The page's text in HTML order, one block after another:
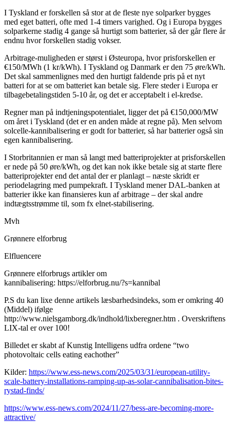
I Tyskland er forskellen så stor at de fleste nye solparker bygges
med eget batteri, ofte med 1-4 timers varighed. Og i Europa bygges
solparkerne stadig 4 gange så hurtigt som batterier, så der går flere år
endnu hvor forskellen stadig vokser.
Arbitrage-muligheden er størst i Østeuropa, hvor prisforskellen er
€150/MWh (1 kr/kWh). I Tyskland og Danmark er den 75 øre/kWh.
Det skal sammenlignes med den hurtigt faldende pris på et nyt
batteri for at se om batteriet kan betale sig. Flere steder i Europa er
tilbagebetalingstiden 5-10 år, og det er acceptabelt i el-kredse.
Regner man på indtjeningspotentialet, ligger det på €150,000/MW
om året i Tyskland (det er en anden måde at regne på). Men selvom
solcelle-kannibalisering er godt for batterier, så har batterier også sin
egen kannibalisering.
I Storbritannien er man så langt med batteriprojekter at prisforskellen
er nede på 50 øre/kWh, og det kan nok ikke betale sig at starte flere
batteriprojekter end det antal der er planlagt – næste skridt er
periodelagring med pumpekraft. I Tyskland mener DAL-banken at
batterier ikke kan finansieres kun af arbitrage – der skal andre
indtægtsstrømme til, som fx elnet-stabilisering.
Mvh
Grønnere elforbrug
Elfluencere
Grønnere elforbrugs artikler om
kannibalisering: https://elforbrug.nu/?s=kannibal
P.S du kan lixe denne artikels læsbarhedsindeks, som er omkring 40
(Middel) ifølge
http://www.nielsgamborg.dk/indhold/lixberegner.htm . Overskriftens
LIX-tal er over 100!
Billedet er skabt af Kunstig Intelligens udfra ordene “two
photovoltaic cells eating eachother”
Kilder: https://www.ess-news.com/2025/03/31/european-utility-
scale-battery-installations-ramping-up-as-solar-cannibalisation-bites-
rystad-finds/
https://www.ess-news.com/2024/11/27/bess-are-becoming-more-
attractive/